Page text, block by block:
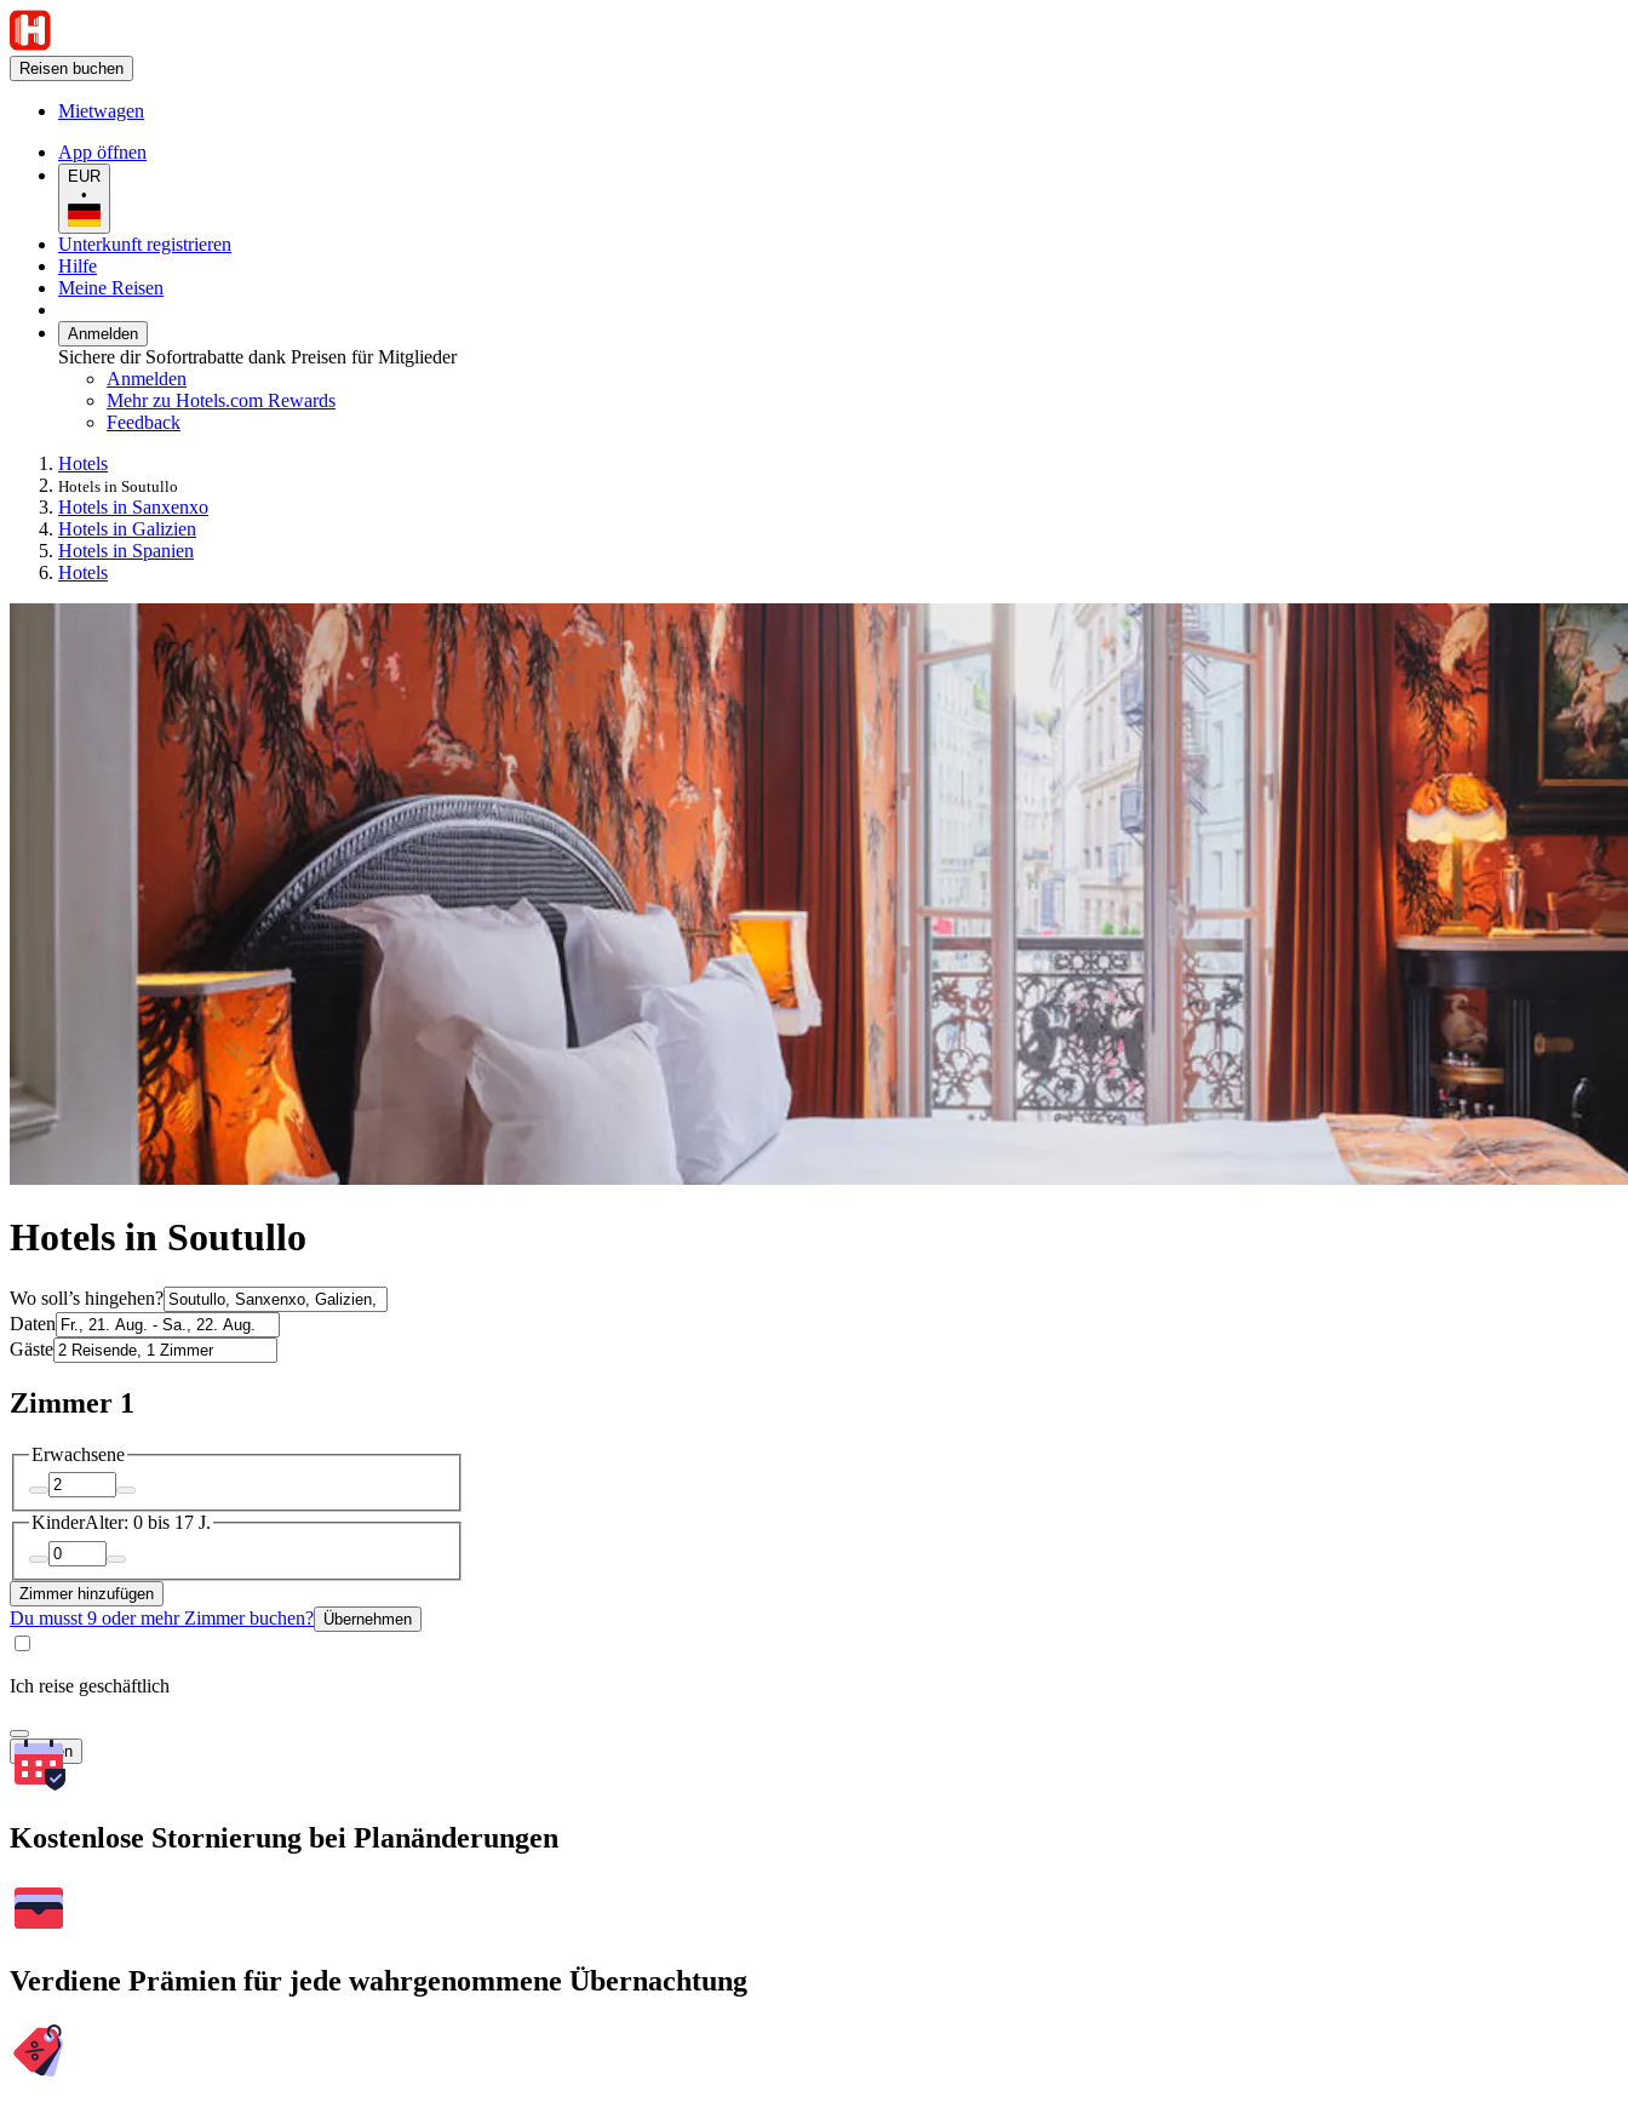
Reisen buchen
Mietwagen
App öffnen
EUR
•
Unterkunft registrieren
Hilfe
Meine Reisen
Anmelden
Sichere dir Sofortrabatte dank Preisen für Mitglieder
Anmelden
Mehr zu Hotels.com Rewards
Feedback
Hotels
Hotels in Soutullo
Hotels in Sanxenxo
Hotels in Galizien
Hotels in Spanien
Hotels
Hotels in Soutullo
Wo soll’s hingehen?
Daten
Gäste
Zimmer 1
Erwachsene
KinderAlter: 0 bis 17 J.
Zimmer hinzufügen
Du musst 9 oder mehr Zimmer buchen? Übernehmen
Ich reise geschäftlich
Suchen
Kostenlose Stornierung bei Planänderungen
Verdiene Prämien für jede wahrgenommene Übernachtung